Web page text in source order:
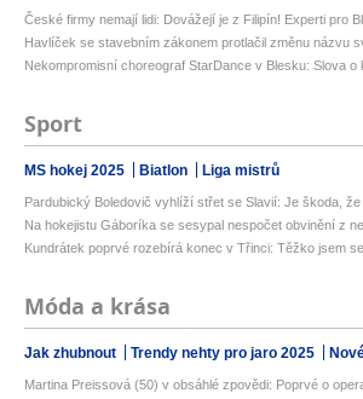
České firmy nemají lidi: Dovážejí je z Filipín! Experti pro
Havlíček se stavebním zákonem protlačil změnu názvu
Nekompromisní choreograf StarDance v Blesku: Slova o
Sport
MS hokej 2025 Biatlon Liga mistrů
Pardubický Boledovič vyhlíží střet se Slavií: Je škoda, že
Na hokejistu Gáboríka se sesypal nespočet obvinění z
Kundrátek poprvé rozebírá konec v Třinci: Těžko jsem se
Móda a krása
Jak zhubnout Trendy nehty pro jaro 2025
Martina Preissová (50) v obsáhlé zpovědi: Poprvé o